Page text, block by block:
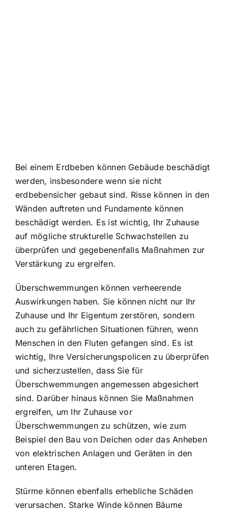
Bei einem Erdbeben können Gebäude beschädigt
werden, insbesondere wenn sie nicht
erdbebensicher gebaut sind. Risse können in den
Wänden auftreten und Fundamente können
beschädigt werden. Es ist wichtig, Ihr Zuhause
auf mögliche strukturelle Schwachstellen zu
überprüfen und gegebenenfalls Maßnahmen zur
Verstärkung zu ergreifen.
Überschwemmungen können verheerende
Auswirkungen haben. Sie können nicht nur Ihr
Zuhause und Ihr Eigentum zerstören, sondern
auch zu gefährlichen Situationen führen, wenn
Menschen in den Fluten gefangen sind. Es ist
wichtig, Ihre Versicherungspolicen zu überprüfen
und sicherzustellen, dass Sie für
Überschwemmungen angemessen abgesichert
sind. Darüber hinaus können Sie Maßnahmen
ergreifen, um Ihr Zuhause vor
Überschwemmungen zu schützen, wie zum
Beispiel den Bau von Deichen oder das Anheben
von elektrischen Anlagen und Geräten in den
unteren Etagen.
Stürme können ebenfalls erhebliche Schäden
verursachen. Starke Winde können Bäume